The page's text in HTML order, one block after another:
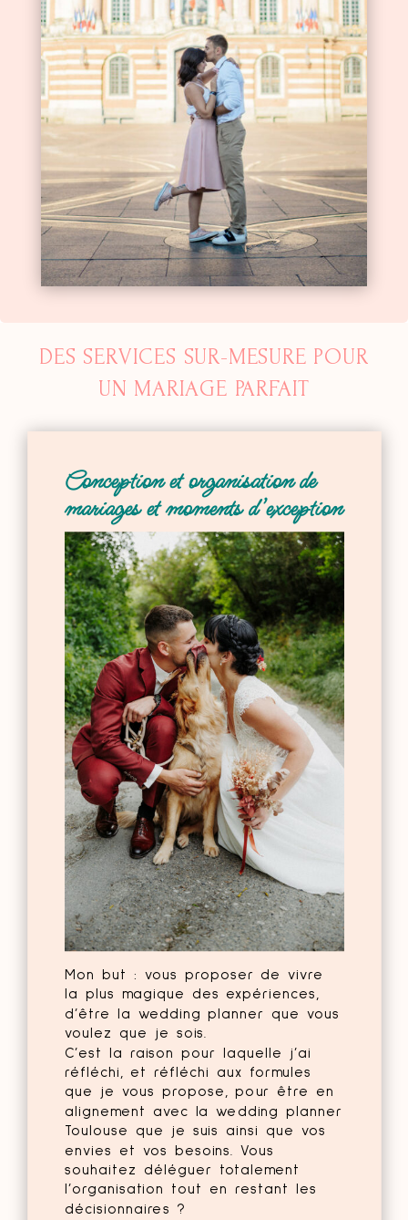
DES SERVICES SUR-MESURE POUR
UN MARIAGE PARFAIT
Conception et organisation de
mariages et moments d’exception
Mon but : vous proposer de vivre
la plus magique des expériences,
d’être la wedding planner que vous
voulez que je sois.
C’est la raison pour laquelle j’ai
réfléchi, et réfléchi aux formules
que je vous propose, pour être en
alignement avec la wedding planner
Toulouse que je suis ainsi que vos
envies et vos besoins. Vous
souhaitez déléguer totalement
l’organisation tout en restant les
décisionnaires ?